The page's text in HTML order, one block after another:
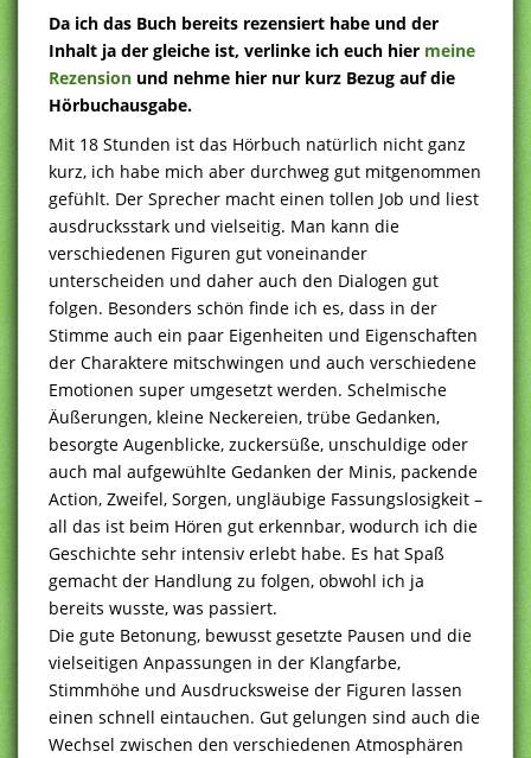
Da ich das Buch bereits rezensiert habe und der
Inhalt ja der gleiche ist, verlinke ich euch hier meine
Rezension und nehme hier nur kurz Bezug auf die
Hörbuchausgabe.
Mit 18 Stunden ist das Hörbuch natürlich nicht ganz
kurz, ich habe mich aber durchweg gut mitgenommen
gefühlt. Der Sprecher macht einen tollen Job und liest
ausdrucksstark und vielseitig. Man kann die
verschiedenen Figuren gut voneinander
unterscheiden und daher auch den Dialogen gut
folgen. Besonders schön finde ich es, dass in der
Stimme auch ein paar Eigenheiten und Eigenschaften
der Charaktere mitschwingen und auch verschiedene
Emotionen super umgesetzt werden. Schelmische
Äußerungen, kleine Neckereien, trübe Gedanken,
besorgte Augenblicke, zuckersüße, unschuldige oder
auch mal aufgewühlte Gedanken der Minis, packende
Action, Zweifel, Sorgen, ungläubige Fassungslosigkeit –
all das ist beim Hören gut erkennbar, wodurch ich die
Geschichte sehr intensiv erlebt habe. Es hat Spaß
gemacht der Handlung zu folgen, obwohl ich ja
bereits wusste, was passiert.
Die gute Betonung, bewusst gesetzte Pausen und die
vielseitigen Anpassungen in der Klangfarbe,
Stimmhöhe und Ausdrucksweise der Figuren lassen
einen schnell eintauchen. Gut gelungen sind auch die
Wechsel zwischen den verschiedenen Atmosphären